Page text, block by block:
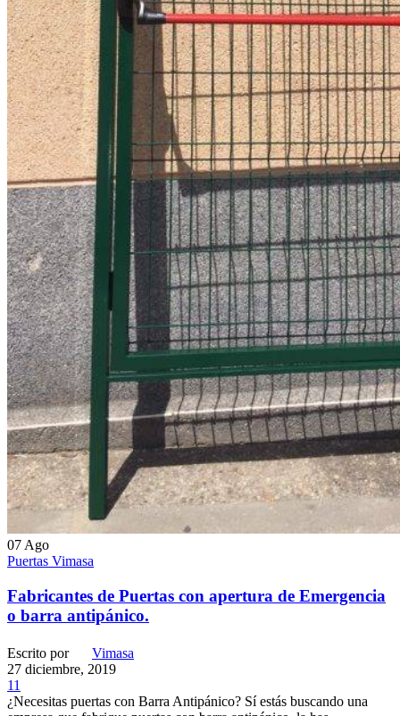
07 Ago
Puertas Vimasa
Fabricantes de Puertas con apertura de Emergencia
o barra antipánico.
Escrito por
Vimasa
27 diciembre, 2019
11
¿Necesitas puertas con Barra Antipánico? Sí estás buscando una